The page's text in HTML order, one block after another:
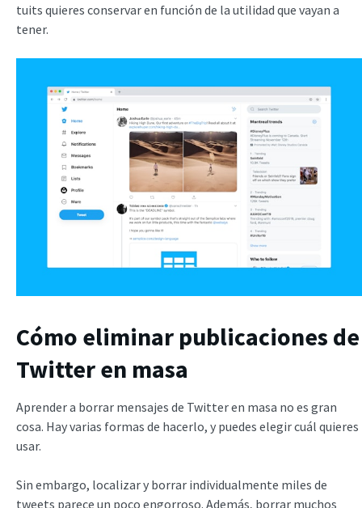
tuits quieres conservar en función de la utilidad que vayan a
tener.
Cómo eliminar publicaciones de
Twitter en masa
Aprender a borrar mensajes de Twitter en masa no es gran
cosa. Hay varias formas de hacerlo, y puedes elegir cuál quieres
usar.
Sin embargo, localizar y borrar individualmente miles de
tweets parece un poco engorroso. Además, borrar muchos